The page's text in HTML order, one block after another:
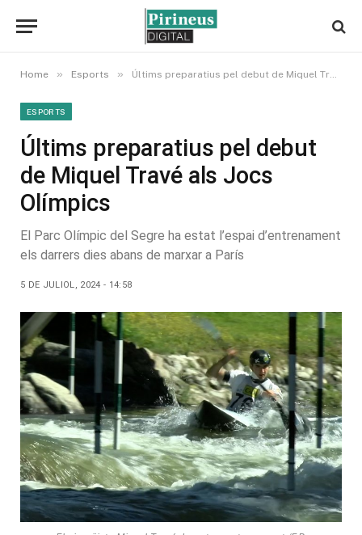
Home » Esports » Últims preparatius pel debut de Miquel Travé als Jocs Olímpics
ESPORTS
Últims preparatius pel debut
de Miquel Travé als Jocs
Olímpics
El Parc Olímpic del Segre ha estat l’espai d’entrenament
els darrers dies abans de marxar a París
5 DE JULIOL, 2024 - 14:58